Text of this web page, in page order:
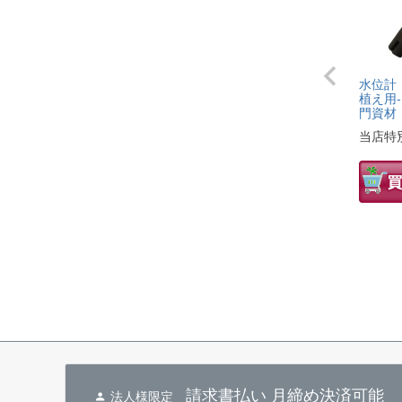
水位計
植え用
門資材
当店特
法人様限定請求書払い 月締め決済可能